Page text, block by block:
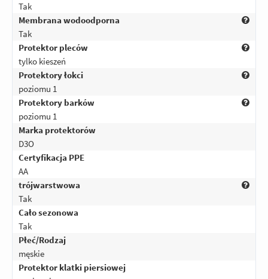
Tak
Membrana wodoodporna
Tak
Protektor pleców
tylko kieszeń
Protektory łokci
poziomu 1
Protektory barków
poziomu 1
Marka protektorów
D3O
Certyfikacja PPE
AA
trójwarstwowa
Tak
Cało sezonowa
Tak
Płeć/Rodzaj
męskie
Protektor klatki piersiowej